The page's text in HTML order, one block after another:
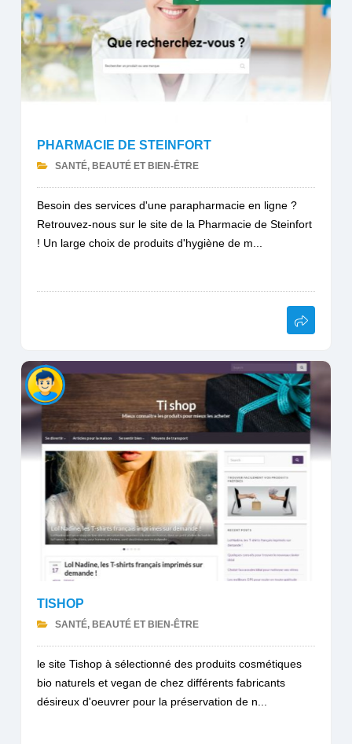
PHARMACIE DE STEINFORT
SANTÉ, BEAUTÉ ET BIEN-ÊTRE
Besoin des services d'une parapharmacie en ligne ?
Retrouvez-nous sur le site de la Pharmacie de Steinfort
! Un large choix de produits d'hygiène de m...
TISHOP
SANTÉ, BEAUTÉ ET BIEN-ÊTRE
le site Tishop à sélectionné des produits cosmétiques
bio naturels et vegan de chez différents fabricants
désireux d'oeuvrer pour la préservation de n...